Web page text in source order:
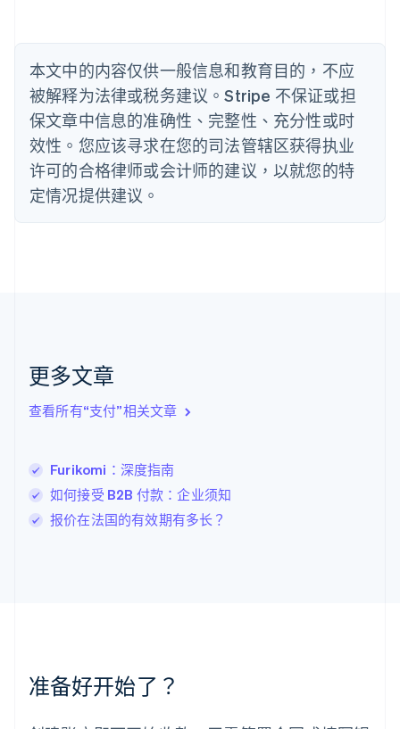
本文中的内容仅供一般信息和教育目的，不应
被解释为法律或税务建议。Stripe 不保证或担
保文章中信息的准确性、完整性、充分性或时
效性。您应该寻求在您的司法管辖区获得执业
许可的合格律师或会计师的建议，以就您的特
定情况提供建议。
更多文章
查看所有“支付”相关文章
Furikomi：深度指南
如何接受 B2B 付款：企业须知
报价在法国的有效期有多长？
准备好开始了？
丹麦
English
德国
DeutschEnglish
法国
FrançaisEnglish
芬兰
EnglishSvenska
English
English
卢森堡
罗马尼亚
English
挪威
葡萄牙